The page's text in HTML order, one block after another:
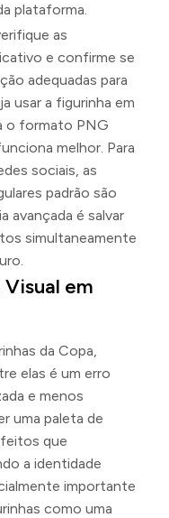
plataforma.
as
e confirme se
adequadas para
usar a figurinha em
o formato PNG
melhor. Para
sociais, as
padrão são
avançada é salvar
simultaneamente
em
da Copa,
elas é um erro
e menos
uma paleta de
que
a identidade
importante
como uma